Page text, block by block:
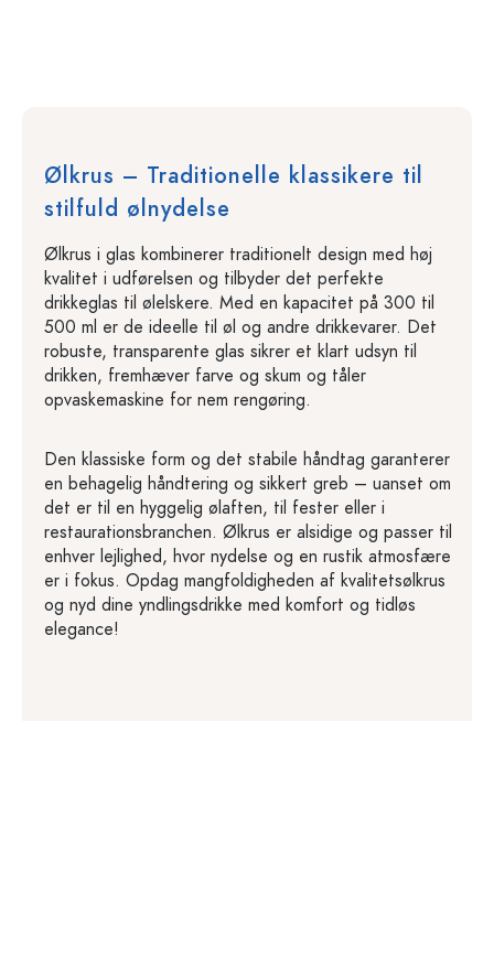
Ølkrus – Traditionelle klassikere til
stilfuld ølnydelse
Ølkrus i glas kombinerer traditionelt design med høj
kvalitet i udførelsen og tilbyder det perfekte
drikkeglas til ølelskere. Med en kapacitet på 300 til
500 ml er de ideelle til øl og andre drikkevarer. Det
robuste, transparente glas sikrer et klart udsyn til
drikken, fremhæver farve og skum og tåler
opvaskemaskine for nem rengøring.
Den klassiske form og det stabile håndtag garanterer
en behagelig håndtering og sikkert greb – uanset om
det er til en hyggelig ølaften, til fester eller i
restaurationsbranchen. Ølkrus er alsidige og passer til
enhver lejlighed, hvor nydelse og en rustik atmosfære
er i fokus. Opdag mangfoldigheden af kvalitetsølkrus
og nyd dine yndlingsdrikke med komfort og tidløs
elegance!